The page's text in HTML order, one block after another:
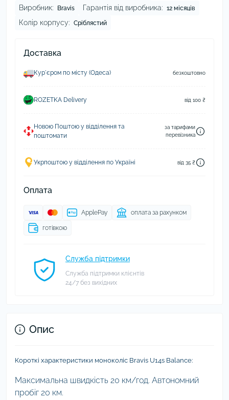
Виробник: Bravis Гарантія від виробника: 12 місяців
Колір корпусу: Сріблястий
Доставка
Курʼєром по місту (Одеса) безкоштовно
ROZETKA Delivery від 100 ₴
Новою Поштою у відділення та
поштомати
за тарифами
перевізника
Укрпоштою у відділення по Україні від 35 ₴
Оплата
ApplePay оплата за рахунком
готівкою
Служба підтримки
Служба підтримки клієнтів
24/7 без вихідних
Опис
Короткі характеристики моноколіс Bravis U14s Balance:
Максимальна швидкість 20 км/год. Автономний
пробіг 20 км.